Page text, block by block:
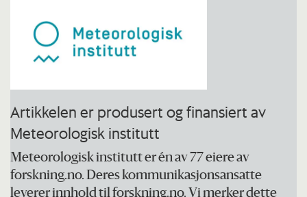
forskere fra ti norske
forskningsinstitusjoner, og har arktisk
Prosjektet varer i seks år (2018–2023) og
finansieres av Norges forskningsråd og
Kunnskapsdepartementet, i tillegg til
Artikkelen er produsert og finansiert av
Meteorologisk institutt
Meteorologisk institutt er én av 77 eiere av
forskning.no. Deres kommunikasjonsansatte
leverer innhold til forskning.no. Vi merker dette